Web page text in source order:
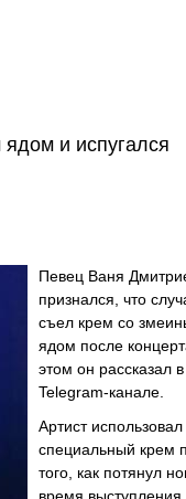
и испугался
Певец Ваня
признался, что
съел крем со
ядом после
этом он рассказал
Telegram-канале.
Артист использовал
специальный крем
того, как потянул